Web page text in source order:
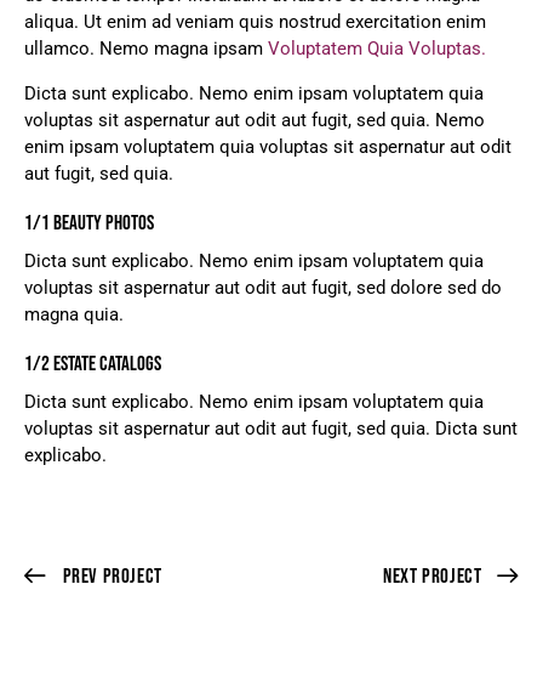
aliqua. Ut enim ad veniam quis nostrud exercitation enim
ullamco. Nemo magna ipsam Voluptatem Quia Voluptas.
Dicta sunt explicabo. Nemo enim ipsam voluptatem quia
voluptas sit aspernatur aut odit aut fugit, sed quia. Nemo
enim ipsam voluptatem quia voluptas sit aspernatur aut odit
aut fugit, sed quia.
1/1 BEAUTY PHOTOS
Dicta sunt explicabo. Nemo enim ipsam voluptatem quia
voluptas sit aspernatur aut odit aut fugit, sed dolore sed do
magna quia.
1/2 ESTATE CATALOGS
Dicta sunt explicabo. Nemo enim ipsam voluptatem quia
voluptas sit aspernatur aut odit aut fugit, sed quia. Dicta sunt
explicabo.
Prev Project Next Project